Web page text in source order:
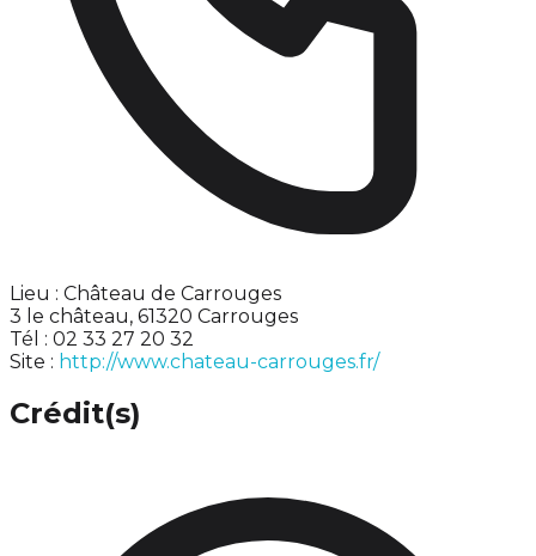
Lieu : Château de Carrouges
3 le château, 61320 Carrouges
Tél : 02 33 27 20 32
Site : http://www.chateau-carrouges.fr/
Crédit(s)